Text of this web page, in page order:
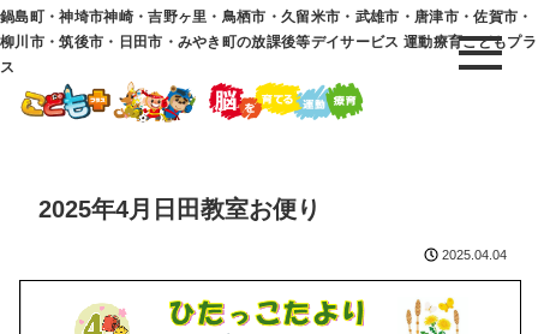
鍋島町・神埼市神崎・吉野ヶ里・鳥栖市・久留米市・武雄市・唐津市・佐賀市・
柳川市・筑後市・日田市・みやき町の放課後等デイサービス 運動療育こどもプラ
ス
2025年4月日田教室お便り
2025.04.04